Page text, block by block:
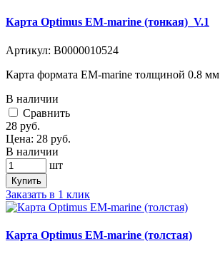
Карта Optimus EM-marine (тонкая)_V.1
Артикул: В0000010524
Карта формата EM-marine толщиной 0.8 мм
В наличии
Cравнить
28 руб.
Цена: 28 руб.
В наличии
шт
Купить
Заказать в 1 клик
Карта Optimus EM-marine (толстая)